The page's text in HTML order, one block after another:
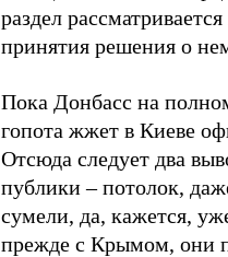
раздел
принятия решения о
Пока Донбасс на
гопота жжет в Киеве
Отсюда следует два
публики – потолок,
сумели, да, кажется,
прежде с Крымом, они